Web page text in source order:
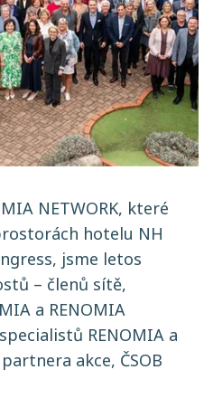
NETWORK, které
hotelu NH
jsme letos
– členů sítě,
a RENOMIA
RENOMIA a
akce, ČSOB